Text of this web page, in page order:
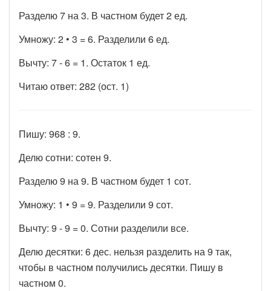
Разделю 7 на 3. В частном будет 2 ед.
Умножу: 2 • 3 = 6. Разделили 6 ед.
Вычту: 7 - 6 = 1. Остаток 1 ед.
Читаю ответ: 282 (ост. 1)
Пишу: 968 : 9.
Делю сотни: сотен 9.
Разделю 9 на 9. В частном будет 1 сот.
Умножу: 1 • 9 = 9. Разделили 9 сот.
Вычту: 9 - 9 = 0. Сотни разделили все.
Делю десятки: 6 дес. нельзя разделить на 9 так,
чтобы в частном получились десятки. Пишу в
частном 0.